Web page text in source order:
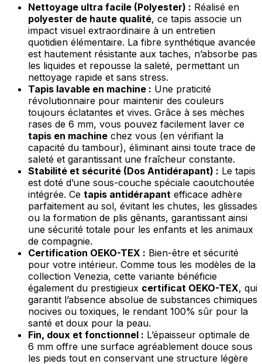
Nettoyage ultra facile (Polyester) : Réalisé en
polyester de haute qualité, ce tapis associe un
impact visuel extraordinaire à un entretien
quotidien élémentaire. La fibre synthétique avancée
est hautement résistante aux taches, n’absorbe pas
les liquides et repousse la saleté, permettant un
nettoyage rapide et sans stress.
Tapis lavable en machine : Une praticité
révolutionnaire pour maintenir des couleurs
toujours éclatantes et vives. Grâce à ses mèches
rases de 6 mm, vous pouvez facilement laver ce
tapis en machine chez vous (en vérifiant la
capacité du tambour), éliminant ainsi toute trace de
saleté et garantissant une fraîcheur constante.
Stabilité et sécurité (Dos Antidérapant) : Le tapis
est doté d’une sous-couche spéciale caoutchoutée
intégrée. Ce tapis antidérapant efficace adhère
parfaitement au sol, évitant les chutes, les glissades
ou la formation de plis gênants, garantissant ainsi
une sécurité totale pour les enfants et les animaux
de compagnie.
Certification OEKO-TEX : Bien-être et sécurité
pour votre intérieur. Comme tous les modèles de la
collection Venezia, cette variante bénéficie
également du prestigieux certificat OEKO-TEX, qui
garantit l’absence absolue de substances chimiques
nocives ou toxiques, le rendant 100% sûr pour la
santé et doux pour la peau.
Fin, doux et fonctionnel : L’épaisseur optimale de
6 mm offre une surface agréablement douce sous
les pieds tout en conservant une structure légère